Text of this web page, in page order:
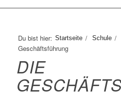
Du bist hier: Startseite / Schule /
Geschäftsführung
DIE